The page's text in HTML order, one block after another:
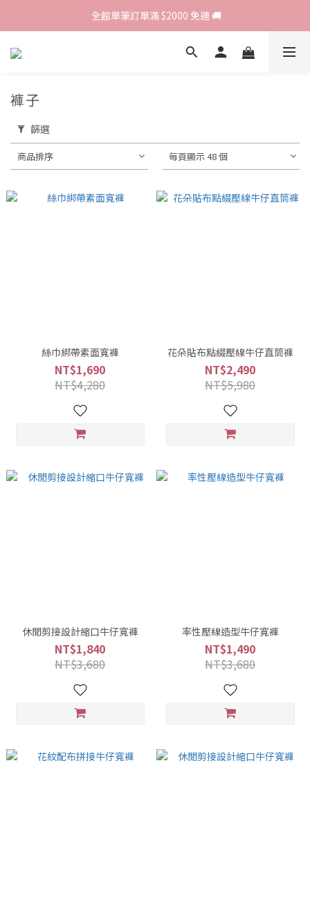
歡迎光臨 RED HOUSE! 新客註冊會員即贈$200購物金 ♥
全館單筆訂單滿 $2000 免運 🚚
歡迎光臨 RED HOUSE! 新客註冊會員即贈$200購物金 ♥
褲子
篩選
商品排序 每頁顯示 48 個
絲巾綁帶素面寬褲
NT$1,690
NT$4,280
花朵貼布點綴壓線牛仔直筒褲
NT$2,490
NT$5,980
休閒剪接設計縮口牛仔寬褲
NT$1,840
NT$3,680
率性壓線造型牛仔寬褲
NT$1,490
NT$3,680